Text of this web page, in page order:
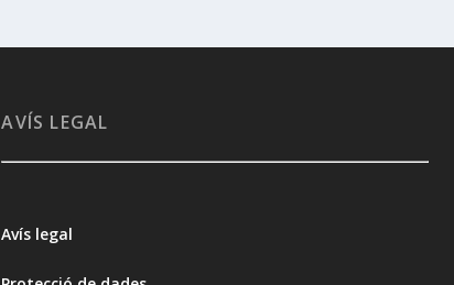
AVÍS LEGAL
Avís legal